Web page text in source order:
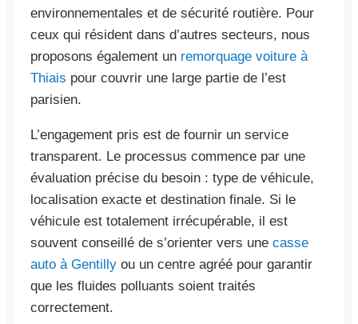
environnementales et de sécurité routière. Pour
ceux qui résident dans d’autres secteurs, nous
proposons également un remorquage voiture à
Thiais pour couvrir une large partie de l’est
parisien.
L’engagement pris est de fournir un service
transparent. Le processus commence par une
évaluation précise du besoin : type de véhicule,
localisation exacte et destination finale. Si le
véhicule est totalement irrécupérable, il est
souvent conseillé de s’orienter vers une casse
auto à Gentilly ou un centre agréé pour garantir
que les fluides polluants soient traités
correctement.